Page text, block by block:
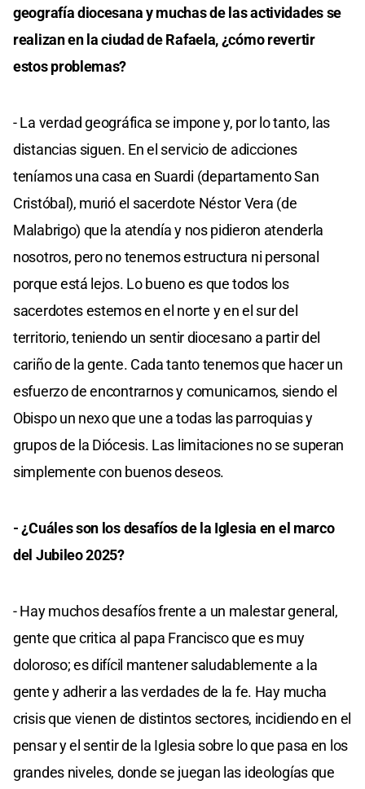
geografía diocesana y muchas de las actividades se
realizan en la ciudad de Rafaela, ¿cómo revertir
estos problemas?
- La verdad geográfica se impone y, por lo tanto, las
distancias siguen. En el servicio de adicciones
teníamos una casa en Suardi (departamento San
Cristóbal), murió el sacerdote Néstor Vera (de
Malabrigo) que la atendía y nos pidieron atenderla
nosotros, pero no tenemos estructura ni personal
porque está lejos. Lo bueno es que todos los
sacerdotes estemos en el norte y en el sur del
territorio, teniendo un sentir diocesano a partir del
cariño de la gente. Cada tanto tenemos que hacer un
esfuerzo de encontrarnos y comunicarnos, siendo el
Obispo un nexo que une a todas las parroquias y
grupos de la Diócesis. Las limitaciones no se superan
simplemente con buenos deseos.
- ¿Cuáles son los desafíos de la Iglesia en el marco
del Jubileo 2025?
- Hay muchos desafíos frente a un malestar general,
gente que critica al papa Francisco que es muy
doloroso; es difícil mantener saludablemente a la
gente y adherir a las verdades de la fe. Hay mucha
crisis que vienen de distintos sectores, incidiendo en el
pensar y el sentir de la Iglesia sobre lo que pasa en los
grandes niveles, donde se juegan las ideologías que